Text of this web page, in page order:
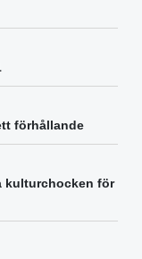
förhållande
kulturchocken för